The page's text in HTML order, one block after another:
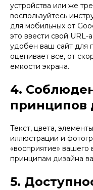
устройства или же
воспользуйтесь
для мобильных от
это ввести свой URL-
удобен ваш сайт для
оценивает все, от
емкости экрана.
4.
принципов
Текст, цвета,
иллюстрации и
«восприятие» вашего
принципам дизайна
5.